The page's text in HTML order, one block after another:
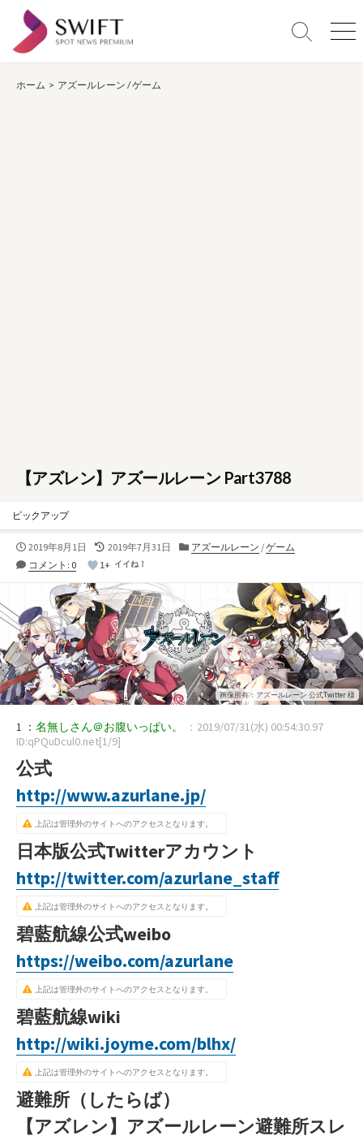
テ
検
メ
ホーム > アズールレーン /ゲーム
【アズレン】アズールレーン Part3788
ピックアップ
公
開
2019年8月1日
最
終
新
日
2019年7月31日
カ
ー
アズールレーン /ゲーム
コメント: 0
1+ イイね！
画像所有：アズールレーン 公式Twitter 様
1 ： 名無しさん＠お腹いっぱい。
：2019/07/31(水) 00:54:30.97
ID:qPQuDcul0.net[1/9]
公式
http://www.azurlane.jp/
上記は管理外のサイトへのアクセスとなります。
日本版公式Twitterアカウント
http://twitter.com/azurlane_staff
上記は管理外のサイトへのアクセスとなります。
碧藍航線公式weibo
https://weibo.com/azurlane
上記は管理外のサイトへのアクセスとなります。
碧藍航線wiki
http://wiki.joyme.com/blhx/
上記は管理外のサイトへのアクセスとなります。
避難所（したらば）
【アズレン】アズールレーン避難所スレ